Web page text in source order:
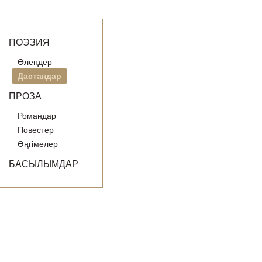
ПОЭЗИЯ
Өлеңдер
Дастандар
ПРОЗА
Романдар
Повестер
Әңгімелер
БАСЫЛЫМДАР